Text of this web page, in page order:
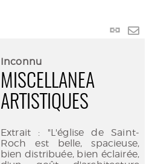
Lien
Inconnu
MISCELLANEA
ARTISTIQUES
Extrait : "L'église de Saint-
Roch est belle, spacieuse,
bien distribuée, bien éclairée,